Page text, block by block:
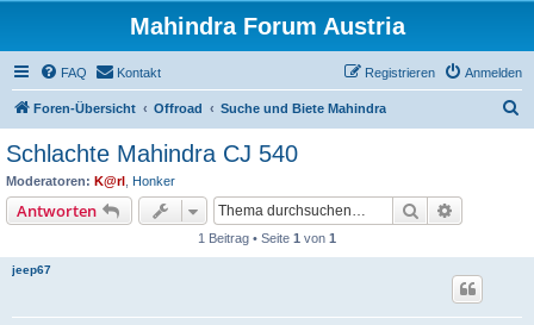
Mahindra Forum Austria
FAQ Kontakt Anmelden
Registrieren
Foren-Übersicht Offroad Suche und Biete Mahindra
Schlachte Mahindra CJ 540
Moderatoren: K@rl Honker
Antworten Suche
1 Beitrag • Seite 1 von 1
jeep67